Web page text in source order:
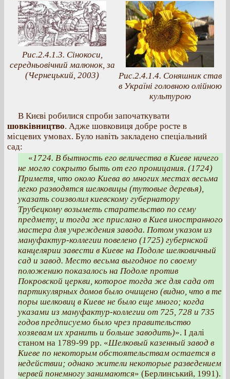
Рис.2.4.1.3. Сінокоси,
середньовічний малюнок, за
(Чернецький, 2003)
Рис.2.4.1.4. Соняшник став
в Україні головною олійною
культурою
В Києві робилися спроби започаткувати
шовківництво. Адже шовковиця добре росте в
місцевих умовах. Було навіть закладено спеціальний
сад:
«1724. В бытность его величества в Киеве ничего
не могло сокрыто быть от его проницания. (1724)
Приметя, что около Киева во многих местах весьма
легко разводятся шелковицы (тутовые деревья),
указать соизволил киевскому губернатору
Трубецкому возыметь старательство по сему
предмету, и тогда же прислано в Киев иностранного
мастера для учреждения завода. Потом указом из
мануфактур-коллегии повелено (1725) губернской
канцелярии завести в Киеве на Подоле шелковичный
сад и завод. Место весьма выгодное по своему
положению показалось на Подоле против
Покровской церкви, которое тогда же для сада от
партикулярных домов было очищено (видно, что в те
поры шелковиц в Киеве не было еще много; когда
указами из мануфактур-коллегии от 725, 728 и 735
годов предписуемо было чрез правительство
хозяевам их хранить и больше заводить)». І далі
станом на 1789-99 рр. «Шелковый казенный завод в
Киеве по некоторым обстоятельствам остается в
недействии; однако жители некоторые разведением
червей понемногу занимаются» (Берлинський, 1991).